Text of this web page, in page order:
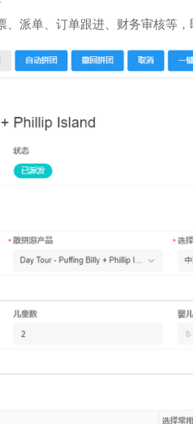
派单、订单跟进、财务审核等